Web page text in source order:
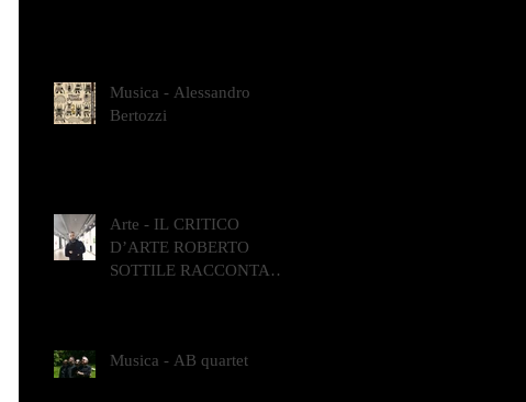
Musica - Alessandro
Bertozzi
Arte - IL CRITICO
D’ARTE ROBERTO
SOTTILE RACCONTA
Musica - AB quartet